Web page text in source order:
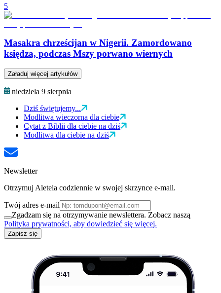
5
Masakra chrześcijan w Nigerii. Zamordowano
księdza, podczas Mszy porwano wiernych
Załaduj więcej artykułów
niedziela 9 sierpnia
Dziś świętujemy...
Modlitwa wieczorna dla ciebie
Cytat z Biblii dla ciebie na dziś
Modlitwa dla ciebie na dziś
Newsletter
Otrzymuj Aleteia codziennie w swojej skrzynce e-mail.
Twój adres e-mail
Zgadzam się na otrzymywanie newslettera. Zobacz naszą
Polityka prywatności, aby dowiedzieć się więcej.
Zapisz się